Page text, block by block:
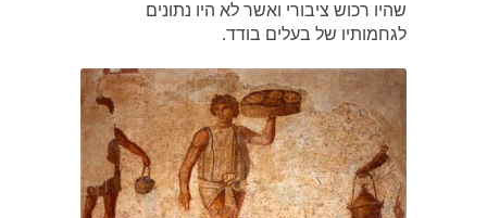
שהיו רכוש ציבורי ואשר לא היו נתונים
לגחמותיו של בעלים בודד.